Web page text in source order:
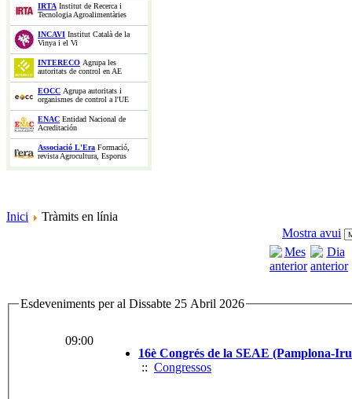
IRTA Institut de Recerca i
Tecnologia Agroalimentàries
INCAVI Institut Català de la
Vinya i el Vi
INTERECO Agrupa les
autoritats de control en AE
EOCC Agrupa autoritats i
organismes de control a l'UE
ENAC Entidad Nacional de
Acreditación
Associació L'Era Formació,
revista Agrocultura, Esporus
Inici
Tràmits en línia
Mostra avui
Esdeveniments per al Dissabte 25 Abril 2026
09:00
16è Congrés de la SEAE (Pamplona-
:: Congressos